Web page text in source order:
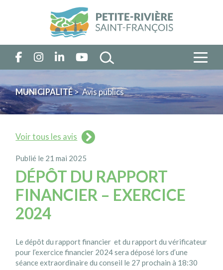
MUNICIPALITÉ> Avis publics
Voir tous les avis
Publié le 21 mai 2025
DÉPÔT DU RAPPORT
FINANCIER – EXERCICE
2024
Le dépôt du rapport financier et du rapport du vérificateur
pour l’exercice financier 2024 sera déposé lors d’une
séance extraordinaire du conseil le 27 prochain à 18:30